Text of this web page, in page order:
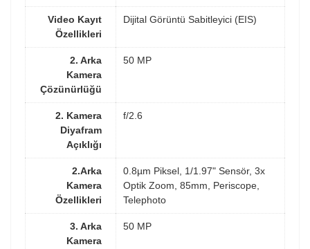
Video Kayıt
Özellikleri
Dijital Görüntü Sabitleyici (EIS)
2. Arka
Kamera
Çözünürlüğü
50 MP
2. Kamera
Diyafram
Açıklığı
f/2.6
2.Arka
Kamera
Özellikleri
0.8µm Piksel, 1/1.97" Sensör, 3x
Optik Zoom, 85mm, Periscope,
Telephoto
3. Arka
Kamera
50 MP